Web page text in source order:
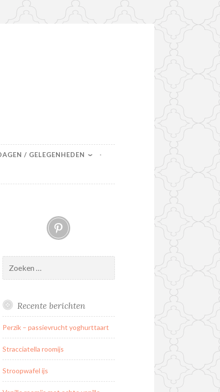
/ GELEGENHEDEN
Pinterest
naar:
Recente berichten
Perzik – passievrucht yoghurttaart
Stracciatella roomijs
Stroopwafel ijs